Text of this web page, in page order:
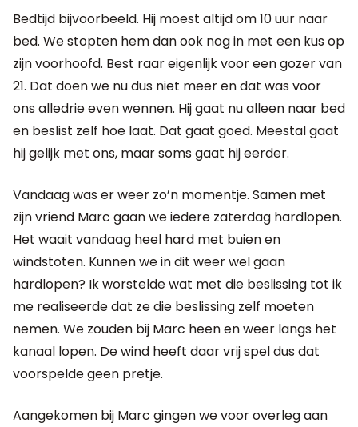
Bedtijd bijvoorbeeld. Hij moest altijd om 10 uur naar
bed. We stopten hem dan ook nog in met een kus op
zijn voorhoofd. Best raar eigenlijk voor een gozer van
21. Dat doen we nu dus niet meer en dat was voor
ons alledrie even wennen. Hij gaat nu alleen naar bed
en beslist zelf hoe laat. Dat gaat goed. Meestal gaat
hij gelijk met ons, maar soms gaat hij eerder.
Vandaag was er weer zo’n momentje. Samen met
zijn vriend Marc gaan we iedere zaterdag hardlopen.
Het waait vandaag heel hard met buien en
windstoten. Kunnen we in dit weer wel gaan
hardlopen? Ik worstelde wat met die beslissing tot ik
me realiseerde dat ze die beslissing zelf moeten
nemen. We zouden bij Marc heen en weer langs het
kanaal lopen. De wind heeft daar vrij spel dus dat
voorspelde geen pretje.
Aangekomen bij Marc gingen we voor overleg aan